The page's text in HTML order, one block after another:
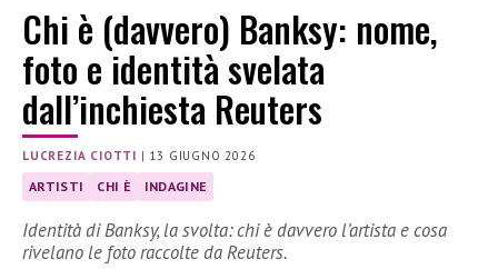
Chi è (davvero) Banksy: nome,
foto e identità svelata
dall’inchiesta Reuters
LUCREZIA CIOTTI | 13 GIUGNO 2026
ARTISTI CHI È INDAGINE
Identità di Banksy, la svolta: chi è davvero l’artista e cosa
rivelano le foto raccolte da Reuters.